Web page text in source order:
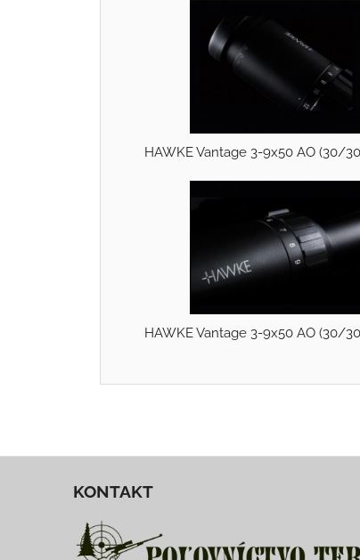
HAWKE Vantage 3-9x50 AO (30/
HAWKE Vantage 3-9x50 AO (30/
KONTAKT